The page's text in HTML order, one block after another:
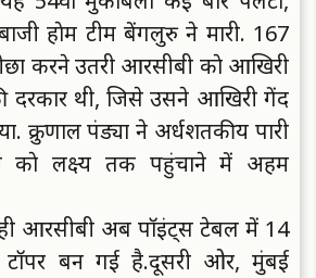
हाेम टीम बेंगलुरु ने मारी. 167
करने उतरी आरसीबी काे आखिरी
दरकार थी, जिसे उसने आखिरी गेंद
क्रुणाल पंड्या ने अर्धशतकीय पारी
काे लक्ष्य तक पहुंचाने में अहम
आरसीबी अब पाॅइंट्स टेबल में 14
बन गई है.दूसरी ओर, मुंबई